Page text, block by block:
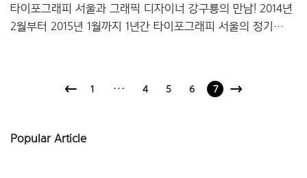
타이포그래피 서울과 그래픽 디자이너 강구룡의 만남! 2014년
2월부터 2015년 1월까지 1년간 타이포그래피 서울의 정기
강구룡이 진행했던 디자인 토크쇼 이름인데요, 이 둘이
의기투합해 를 기획했습니다. 이 세미나는 매월 강구룡이
디자인 분야의 인물 1명~2명을 초청하여 진행할
1 ··· 4 5 6 7
Popular Article